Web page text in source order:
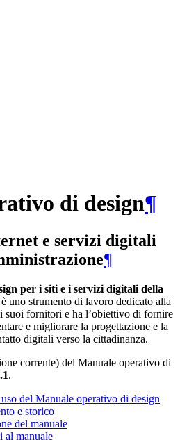
di design¶
e servizi digitali
¶
per i siti e i servizi digitali della
è uno strumento di lavoro dedicato alla
suoi fornitori e ha l’obiettivo di fornire
e migliorare la progettazione e la
digitali verso la cittadinanza.
corrente) del Manuale operativo di
.
del Manuale operativo di design
e storico
del manuale
al manuale